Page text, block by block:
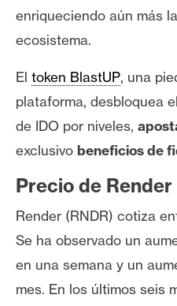
c
t
y
P
u
b
i
i
d
a
d
enriqueciendo aún más
ecosistema.
El token BlastUP, una
plataforma, desbloquea
de IDO por niveles,
exclusivo beneficios de
Precio de Render
Render (RNDR) cotiza
Se ha observado un
en una semana y un
mes. En los últimos seis